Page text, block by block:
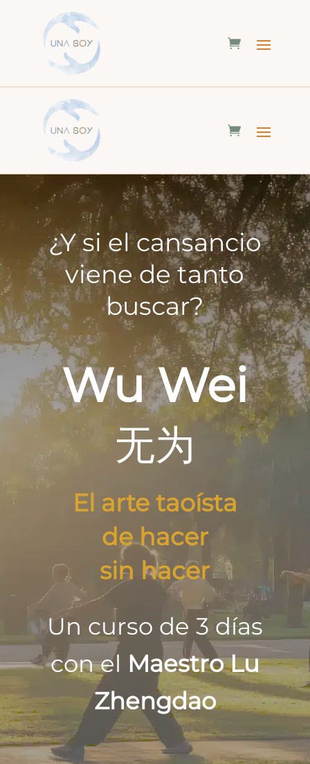
¿Y si el cansancio
viene de tanto
buscar?
Wu Wei
无为
El arte taoísta
de hacer
sin hacer
Un curso de 3 días
con el Maestro Lu
Zhengdao